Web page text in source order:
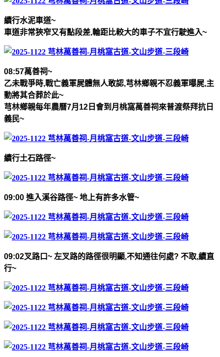
續行水泥車道~
車道非常狹窄又有點段差,輪距比較大的車子不宜行駛進入~
08:57萬善祠~
乙未戰爭時,戰亡義軍屍體無人敢認,芎林鄉親不忍義軍曝屍,主
動將其合葬於此~
芎林鄉親每年農曆7月 12 日會到月桃窩萬善祠來普渡祭拜抗日
義民~
續行土石路徑~
09:00 進入溪谷路徑~ 地上有許多水管~
09:02叉路口~ 左叉路的路徑很明顯,不知通往何處? 不取,續直
行~